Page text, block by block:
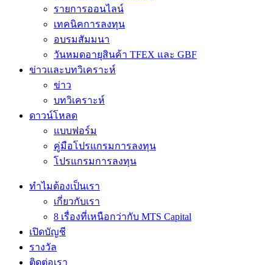
รายการออนไลน์
เทคนิคการลงทุน
อบรมสัมมนา
วันหมดอายุสินค้า TFEX และ GBF
ข่าวและบทวิเคราะห์
ข่าว
บทวิเคราะห์
ดาวน์โหลด
แบบฟอร์ม
คู่มือโปรแกรมการลงทุน
โปรแกรมการลงทุน
ทำไมต้องเป็นเรา
เกี่ยวกับเรา
8 เรื่องที่เหนือกว่ากับ MTS Capital
เปิดบัญชี
รางวัล
ติดต่อเรา